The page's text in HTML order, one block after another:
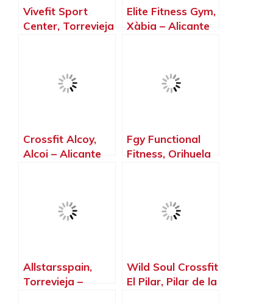
Vivefit Sport
Center, Torrevieja
Elite Fitness Gym,
Xàbia – Alicante
Crossfit Alcoy,
Alcoi – Alicante
Fgy Functional
Fitness, Orihuela
Allstarsspain,
Torrevieja –
Wild Soul Crossfit
El Pilar, Pilar de la